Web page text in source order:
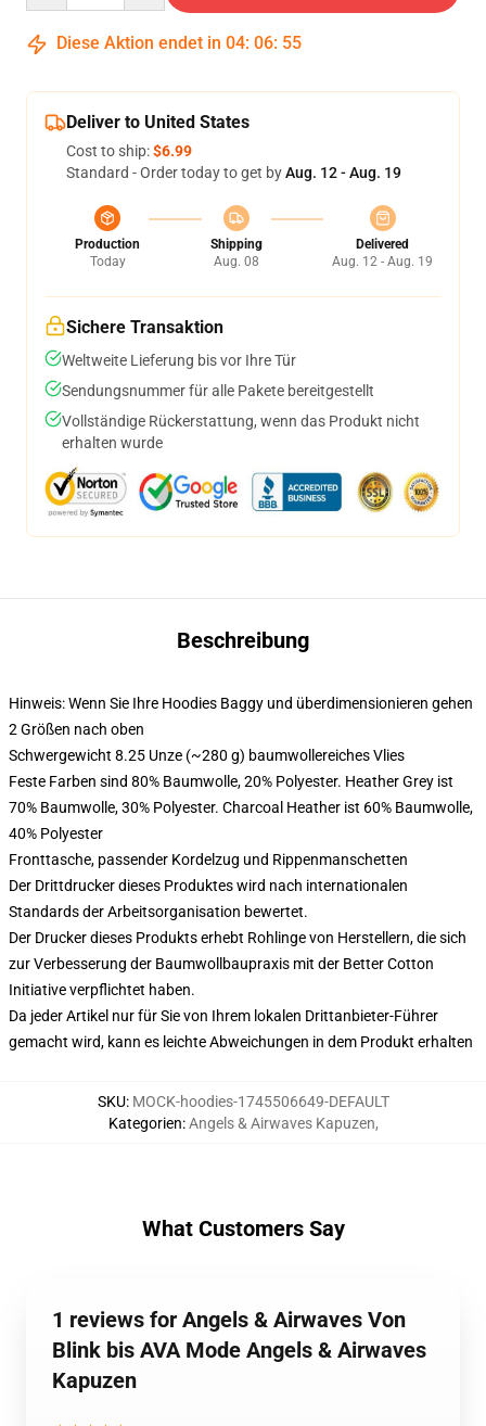
Diese Aktion endet in 04: 06: 54
Deliver to United States
Cost to ship:$6.99
Standard - Order today to get byAug. 12 - Aug. 19
Production
Today
Shipping
Aug. 08
Delivered
Aug. 12 - Aug. 19
Sichere Transaktion
Weltweite Lieferung bis vor Ihre Tür
Sendungsnummer für alle Pakete bereitgestellt
Vollständige Rückerstattung, wenn das Produkt nicht
erhalten wurde
Beschreibung
Hinweis: Wenn Sie Ihre Hoodies Baggy und überdimensionieren gehen
2 Größen nach oben
Schwergewicht 8.25 Unze (~280 g) baumwollereiches Vlies
Feste Farben sind 80% Baumwolle, 20% Polyester. Heather Grey ist
70% Baumwolle, 30% Polyester. Charcoal Heather ist 60% Baumwolle,
40% Polyester
Fronttasche, passender Kordelzug und Rippenmanschetten
Der Drittdrucker dieses Produktes wird nach internationalen
Standards der Arbeitsorganisation bewertet.
Der Drucker dieses Produkts erhebt Rohlinge von Herstellern, die sich
zur Verbesserung der Baumwollbaupraxis mit der Better Cotton
Initiative verpflichtet haben.
Da jeder Artikel nur für Sie von Ihrem lokalen Drittanbieter-Führer
gemacht wird, kann es leichte Abweichungen in dem Produkt erhalten
SKU: MOCK-hoodies-1745506649-DEFAULT
Kategorien:Angels & Airwaves Kapuzen,
What Customers Say
1 reviews for Angels & Airwaves Von
Blink bis AVA Mode Angels & Airwaves
Kapuzen